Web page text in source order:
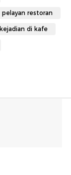
pelayan restoran
kejadian di kafe